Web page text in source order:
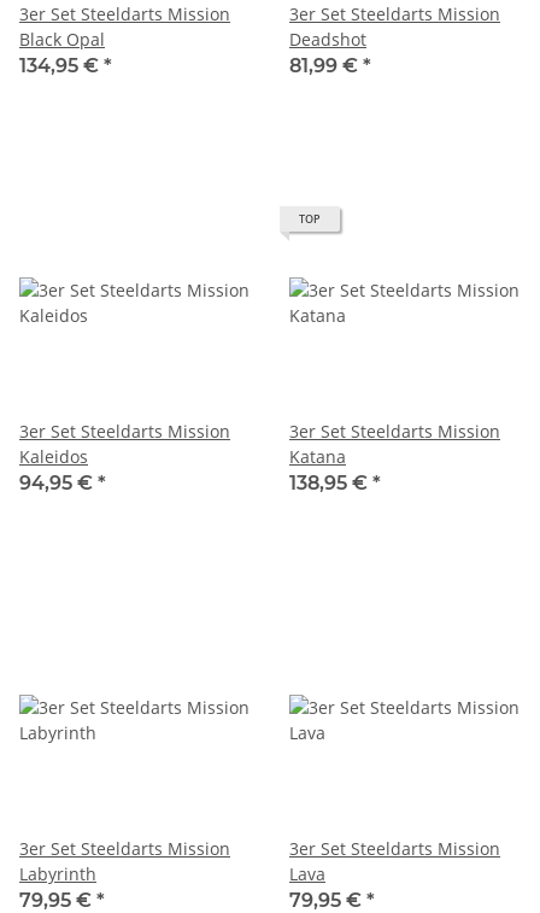
3er Set Steeldarts Mission
Black Opal
134,95 € *
3er Set Steeldarts Mission
Deadshot
81,99 € *
3er Set Steeldarts Mission
Kaleidos
94,95 € *
TOP
3er Set Steeldarts Mission
Katana
138,95 € *
3er Set Steeldarts Mission
Labyrinth
79,95 € *
3er Set Steeldarts Mission
Lava
79,95 € *